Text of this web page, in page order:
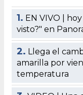
1. EN VIVO |
visto?" en
2. Llega el
amarilla por
temperatura